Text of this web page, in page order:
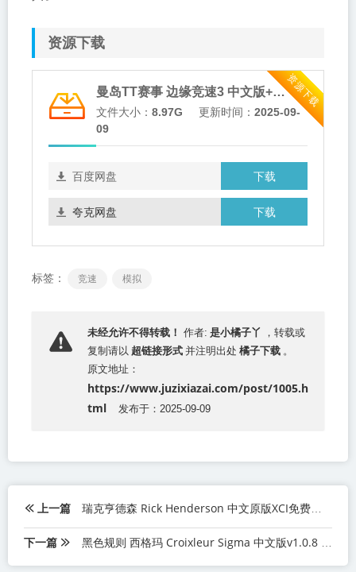
资源下载
资源下载
曼岛TT赛事 边缘竞速3 中文版+v1.5.0+2DLC XCI免费百度网盘下载
文件大小： 8.97G 更新时间： 2025-09-
09
下载
百度网盘
下载
夸克网盘
标签： 竞速 模拟
未经允许不得转载！ 作者: 是小橘子丫
，转载或
复制请以 超链接形式 并注明出处 橘子下载 。
原文地址：
https://www.juzixiazai.com/post/1005.h
tml
发布于：2025-09-09
上一篇 瑞克亨德森 Rick Henderson 中文原版XCI免费百度网盘下载
下一篇 黑色规则 西格玛 Croixleur Sigma 中文版v1.0.8 XCI免费百度网盘下载